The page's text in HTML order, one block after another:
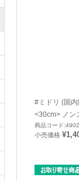
#ミドリ (国
<30cm> ノン
商品コード
小売価格